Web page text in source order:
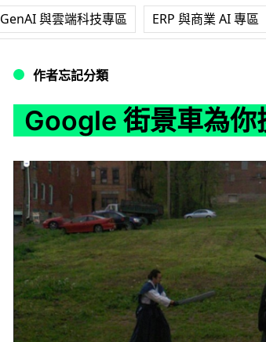
GenAI 與雲端科技專區 ERP 與商業 AI 專區
作者忘記分類
Google 街景車為你